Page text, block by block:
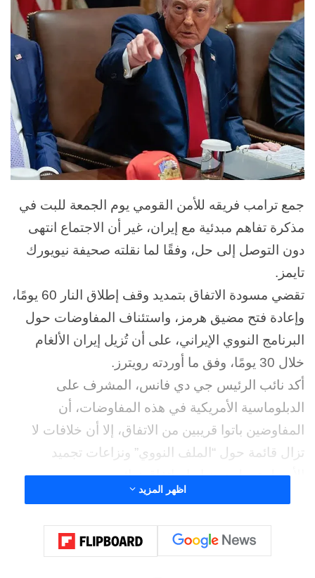
جمع ترامب فريقه للأمن القومي يوم الجمعة للبت في
مذكرة تفاهم مبدئية مع إيران، غير أن الاجتماع انتهى
دون التوصل إلى حل، وفقًا لما نقلته صحيفة نيويورك
تايمز.
تقضي مسودة الاتفاق بتمديد وقف إطلاق النار 60 يومًا،
وإعادة فتح مضيق هرمز، واستئناف المفاوضات حول
البرنامج النووي الإيراني، على أن تُزيل إيران الألغام
خلال 30 يومًا، وفق ما أوردته رويترز.
أكد نائب الرئيس جي دي فانس، المشرف على
الدبلوماسية الأمريكية في هذه المفاوضات، أن
المفاوضين باتوا قريبين من الاتفاق، إلا أن خلافات لا
تزال قائمة حول “الملف النووي” ونزاعات تجميد
الأصول تحول دون إبرام اتفاق نهائي.
عقد الرئيس الأمريكي دونالد ترامب اجتماعًا في البيت
الأبيض لبحث الملف الإيراني، لكن الاجتماع انتهى دون
اظهر المزيد